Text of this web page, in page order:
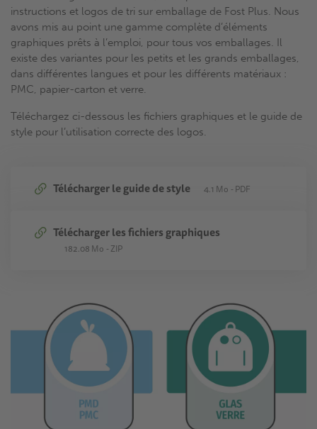
instructions et logos de tri sur emballage de Fost Plus. Nous
avons mis au point une gamme complète d’éléments
graphiques prêts à l’emploi, pour tous vos emballages. Il
existe des variantes pour les petits et les grands emballages,
dans différentes langues et pour les différents matériaux :
PMC, papier-carton et verre.
Téléchargez ci-dessous les fichiers graphiques et le guide de
style pour l’utilisation correcte des logos.
Télécharger le guide de style 4.1 Mo PDF
Télécharger les fichiers graphiques
182.08 Mo ZIP